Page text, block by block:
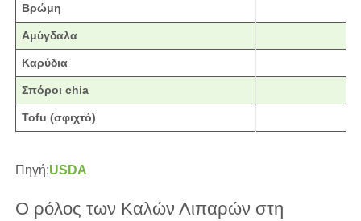
Βρώμη
Αμύγδαλα
Καρύδια
Σπόροι chia
Tofu (σφιχτό)
Πηγή:USDA
Ο ρόλος των Καλών Λιπαρών στη